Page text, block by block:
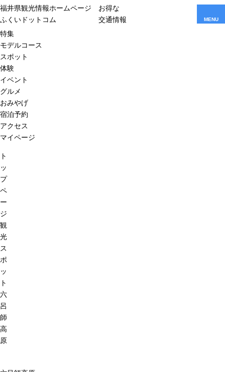
福井県観光情報ホームページ
ふくいドットコム
お得な
交通情報
MENU
特集
モデルコース
スポット
体験
イベント
グルメ
おみやげ
宿泊予約
アクセス
マイページ
ト
ッ
プ
ペ
ー
ジ
観
光
ス
ポ
ッ
ト
六
呂
師
高
原